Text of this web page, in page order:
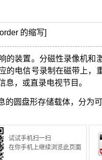
的缩写]
的装置。分磁性录像机和
的电信号录制在磁带上，
息，或直录电视节目。
的圆盘形存储载体，分为
试试手机扫一扫
在你手机上继续浏览此页面